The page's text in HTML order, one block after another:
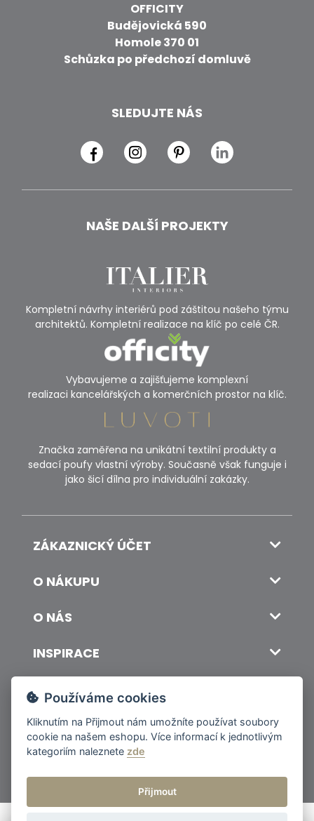
OFFICITY
Budějovická 590
Homole 370 01
Schůzka po předchozí domluvě
SLEDUJTE NÁS
NAŠE DALŠÍ PROJEKTY
Kompletní návrhy interiérů pod záštitou našeho týmu
architektů. Kompletní realizace na klíč po celé ČR.
Vybavujeme a zajišťujeme komplexní
realizaci kancelářských a komerčních prostor na klíč.
Značka zaměřena na unikátní textilní produkty a
sedací poufy vlastní výroby. Současně však funguje i
jako šicí dílna pro individuální zakázky.
ZÁKAZNICKÝ ÚČET
O NÁKUPU
O NÁS
INSPIRACE
DOPRAVA A PLATBA
© 2026 ITALSKY INTERIER s.r.o. Vytvořilo INIZIO Internet Media s.r.o.|
nastavení cookies
Používáme cookies
Kliknutím na Přijmout nám umožníte používat soubory
cookie na našem eshopu. Více informací k jednotlivým
kategoriím naleznete zde
Přijmout